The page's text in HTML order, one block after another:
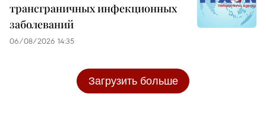
трансграничных инфекционных
заболеваний
06/08/2026 14:35
Загрузить больше